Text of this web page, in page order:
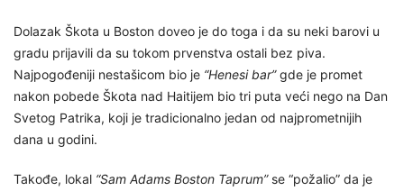
Dolazak Škota u Boston doveo je do toga i da su neki barovi u
gradu prijavili da su tokom prvenstva ostali bez piva.
Najpogođeniji nestašicom bio je “Henesi bar”gde je promet
nakon pobede Škota nad Haitijem bio tri puta veći nego na Dan
Svetog Patrika, koji je tradicionalno jedan od najprometnijih
dana u godini.
Takođe, lokal “Sam Adams Boston Taprum”se “požalio” da je